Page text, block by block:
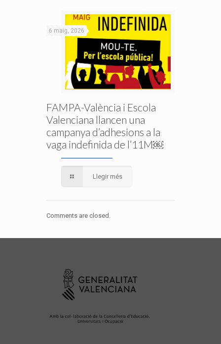
6 maig, 2026
FAMPA-València i Escola
Valenciana llancen una
campanya d’adhesions a la
vaga indefinida de l’11M￼
Llegir més
Comments are closed.